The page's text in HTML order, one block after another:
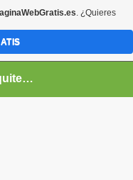
Historia de la Arquitectura
. ¿Quieres